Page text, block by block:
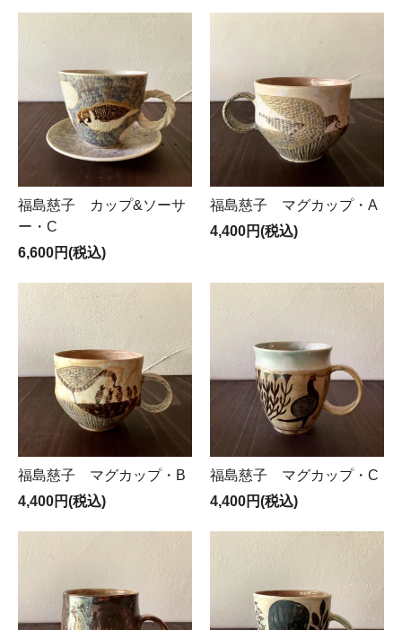
福島慈子 カップ&ソーサ
ー・C
6,600円(税込)
福島慈子 マグカップ・A
4,400円(税込)
福島慈子 マグカップ・B
4,400円(税込)
福島慈子 マグカップ・C
4,400円(税込)